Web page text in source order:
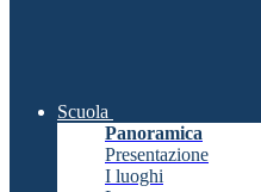
Scuola
Panoramica
Presentazione
I luoghi